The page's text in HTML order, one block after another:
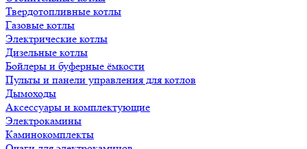
Твердотопливные котлы
Газовые котлы
Электрические котлы
Дизельные котлы
Бойлеры и буферные ёмкости
Пульты и панели управления для котлов
Дымоходы
Аксессуары и комплектующие
Электрокамины
Каминокомплекты